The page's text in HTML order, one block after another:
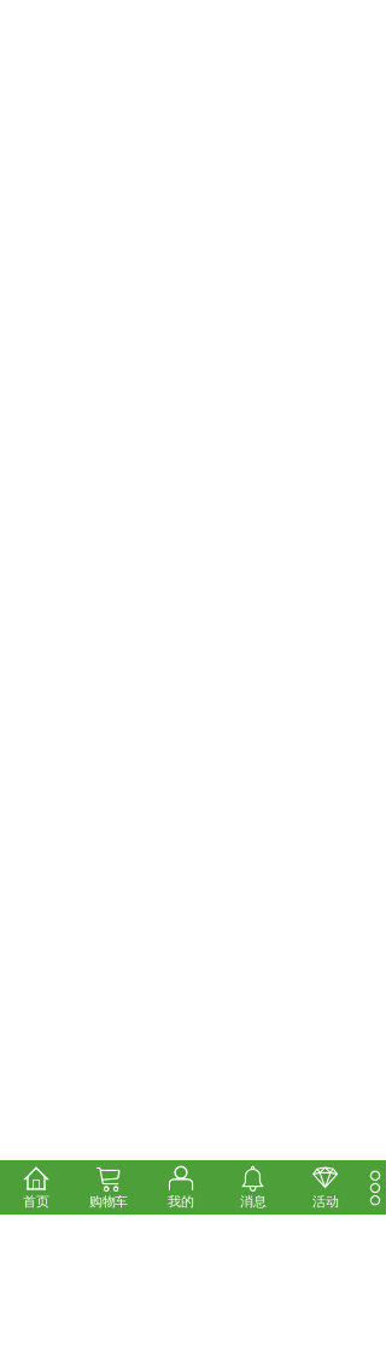
首页 购物车 我的 消息 活动